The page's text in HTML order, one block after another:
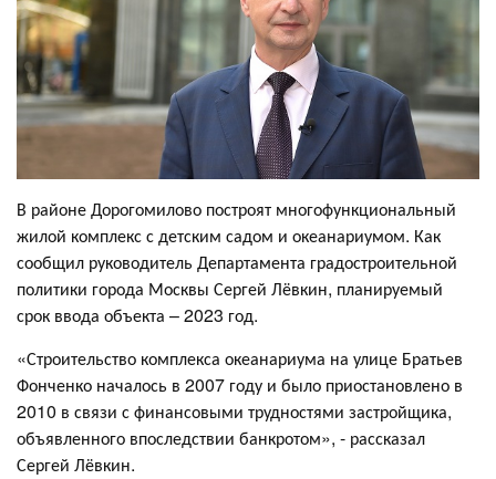
В районе Дорогомилово построят многофункциональный
жилой комплекс с детским садом и океанариумом. Как
сообщил руководитель Департамента градостроительной
политики города Москвы Сергей Лёвкин, планируемый
срок ввода объекта – 2023 год.
«Строительство комплекса океанариума на улице Братьев
Фонченко началось в 2007 году и было приостановлено в
2010 в связи с финансовыми трудностями застройщика,
объявленного впоследствии банкротом», - рассказал
Сергей Лёвкин.